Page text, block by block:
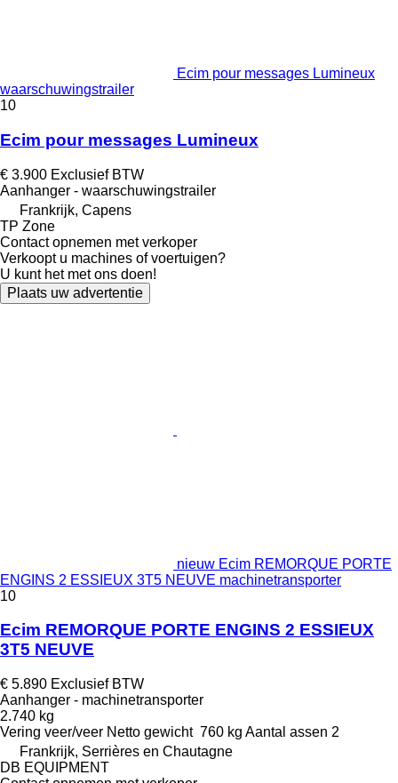
Ecim pour messages Lumineux
waarschuwingstrailer
10
Ecim pour messages Lumineux
€ 3.900 Exclusief BTW
Aanhanger - waarschuwingstrailer
Frankrijk, Capens
TP Zone
Contact opnemen met verkoper
Verkoopt u machines of voertuigen?
U kunt het met ons doen!
Plaats uw advertentie
nieuw Ecim REMORQUE PORTE
ENGINS 2 ESSIEUX 3T5 NEUVE machinetransporter
10
Ecim REMORQUE PORTE ENGINS 2 ESSIEUX
3T5 NEUVE
€ 5.890 Exclusief BTW
Aanhanger - machinetransporter
2.740 kg
Vering veer/veer Netto gewicht 760 kg Aantal assen 2
Frankrijk, Serrières en Chautagne
DB EQUIPMENT